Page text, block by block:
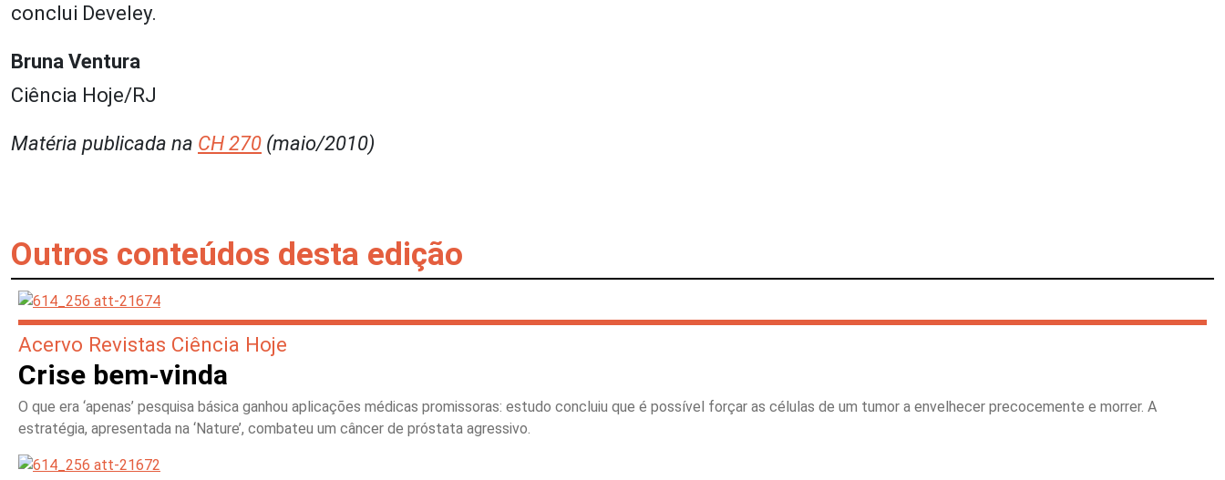
conclui Develey.
Bruna Ventura
Ciência Hoje/RJ
Matéria publicada na CH 270 (maio/2010)
Outros conteúdos desta edição
Acervo Revistas Ciência Hoje
Crise bem-vinda
O que era ‘apenas’ pesquisa básica ganhou aplicações médicas promissoras: estudo concluiu que é possível forçar as células de um tumor a envelhecer precocemente e morrer. A
estratégia, apresentada na ‘Nature’, combateu um câncer de próstata agressivo.